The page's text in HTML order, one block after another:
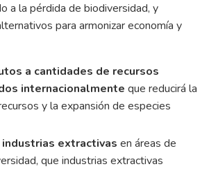
a la pérdida de biodiversidad, y
para armonizar economía y
a cantidades de recursos
internacionalmente que reducirá la
y la expansión de especies
extractivas en áreas de
que industrias extractivas